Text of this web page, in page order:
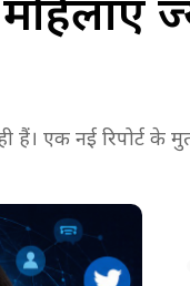
एक नई रिपोर्ट के